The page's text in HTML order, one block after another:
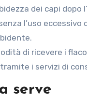
dei capi dopo
l’uso eccessivo
di ricevere i
i servizi di
serve